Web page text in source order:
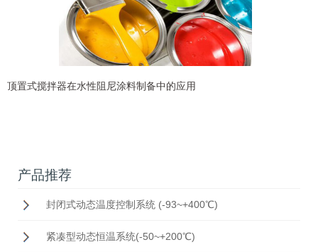
顶置式搅拌器在水性阻尼涂料制备中的应用
产品推荐
封闭式动态温度控制系统 (-93~+400℃)
紧凑型动态恒温系统(-50~+200℃)